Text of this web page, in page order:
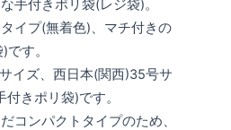
手付きポリ袋(レジ袋)。
イプ(無着色)、マチ付きの
す。
イズ、西日本(関西)35号サ
きポリ袋)です。
コンパクトタイプのため、